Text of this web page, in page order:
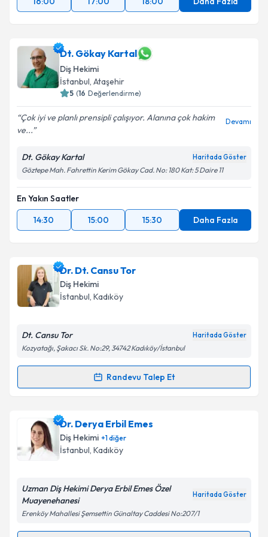
Dt. Gökay Kartal
Diş Hekimi
İstanbul, Ataşehir
5 (16 Değerlendirme)
Çok iyi ve planlı prensipli çalışıyor. Alanına çok hakim
ve...
Devamı
Dt. Gökay Kartal Haritada Göster
Göztepe Mah. Fahrettin Kerim Gökay Cad. No: 180 Kat: 5 Daire 11
En Yakın Saatler
14:30
15:00 15:30 Daha Fazla
Dr. Dt. Cansu Tor
Diş Hekimi
İstanbul, Kadıköy
Dt. Cansu Tor Haritada Göster
Kozyatağı, Şakacı Sk. No:29, 34742 Kadıköy/İstanbul
Randevu Talep Et
Randevu Takvimi Talebi
Dr. Dt. Cansu Toriçin randevu takvimi talebi
oluşturun. Size bu uzmandan randevu almanız için bir
takvim hazırlandığında e-posta ile bilgilendireceğiz.
Kişisel verilerimin işlenmesine ilişkinAydınlatma
Dr. Derya Erbil Emes
Diş Hekimi +1diğer
İstanbul, Kadıköy
Uzman Diş Hekimi Derya Erbil Emes Özel
Muayenehanesi
Haritada Göster
Erenköy Mahallesi Şemsettin Günaltay Caddesi No:207/1